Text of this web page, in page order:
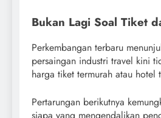
Bukan Lagi Soal Tiket
Perkembangan terbaru
persaingan industri travel kini
harga tiket termurah atau hotel
Pertarungan berikutnya